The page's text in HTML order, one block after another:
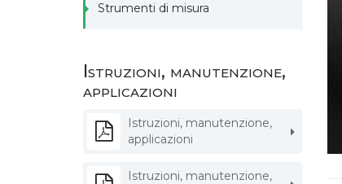
Strumenti di misura
Istruzioni, manutenzione,
applicazioni
Istruzioni, manutenzione,
applicazioni
Istruzioni, manutenzione,